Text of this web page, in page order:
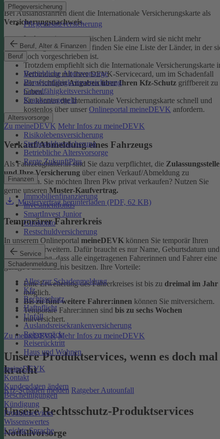
Pflegeversicherung
Pflegezusatzversicherung
Beruf, Alter & Finanzen
Beruf
Betriebliche Altersvorsorge
Berufsunfähigkeitsversicherung
Grundfähigkeitsversicherung
Krankentagegeld
Altersvorsorge
Risikolebensversicherung
Sterbegeldversicherung
Betriebliche Altersvorsorge
Rente ZukunftPlus
Finanzen
Immobilienfinanzierung
Investmentfonds
SmartInvest Junior
Girokonto
Restschuldversicherung
Service
Schadenmeldung
Alles zur Schadenmeldung
Kfz
Rechtsschutz
Haftpflicht
Unfall
Auslandsreisekrankenversicherung
Reisegepäck
Reiserücktritt
Haus und Wohnen
meineDEVK
Kontakt
Kundendaten ändern
Bescheinigungen
Kündigung
Produktservices
Wissenswertes
Leichte Sprache
Bei Auslandsfahrten dient die Internationale Versicherungskarte als
Versicherungsnachweis.
In den meisten europäischen Ländern wird sie nicht mehr
verlangt. In denFAQ
finden Sie eine Liste der Länder, in der
noch vorgeschrieben ist.
Trotzdem empfiehlt sich die Internationale Versicherungskarte
Verbindung mit Ihrer DEVK-Servicecard, um im Schadenfall
alle wichtigenAngaben über Ihren Kfz-Schutz griffbereit zu
haben.
Sie können die Internationale Versicherungskarte schnell und
kostenlos über unser Onlineportal meineDEVK anfordern.
Zu meineDEVK Mehr Infos zu meineDEVK
Verkauf/Abmeldung eines Fahrzeugs
Als Fahrzeughalter:in sind Sie dazu verpflichtet, die Zulassungsstelle
und Ihre Versicherung über einen Verkauf/Abmeldung zu
informieren. Sie möchten Ihren Pkw privat verkaufen? Nutzen Sie
gerne unseren Muster-Kaufvertrag.
Mustervertrag herunterladen (PDF, 62 KB)
Temporärer Fahrerkreis
In unserem Onlineportal meineDEVK können Sie temporär Ihren
Fahrerkreis erweitern. Dafür braucht es nur Name, Geburtsdatum und
die Bestätigung, dass alle eingetragenen Fahrerinnen und Fahrer eine
gültige Fahrerlaubnis besitzen. Ihre Vorteile:
Eine Erweiterung des Fahrerkreises ist bis zu dreimal im Jahr
möglich.
Bis zu fünf weitere Fahrer:innen können Sie mitversichern.
Temporäre Fahrer:innen sind bis zu sechs Wochen
mitversichert.
Zu meineDEVK Mehr Infos zu meineDEVK
Unsere Produktservices, wenn es doch mal
kracht
Kfz-Schaden melden Ratgeber Autounfall
Unsere Rechtsschutz-Produktservices
Notfallvorsorge